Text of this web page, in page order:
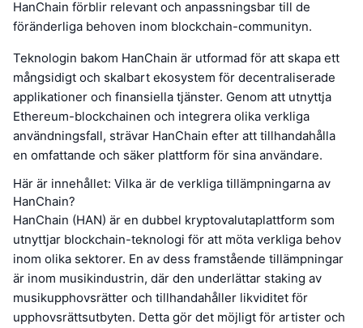
HanChain förblir relevant och anpassningsbar till de
föränderliga behoven inom blockchain-communityn.
Teknologin bakom HanChain är utformad för att skapa ett
mångsidigt och skalbart ekosystem för decentraliserade
applikationer och finansiella tjänster. Genom att utnyttja
Ethereum-blockchainen och integrera olika verkliga
användningsfall, strävar HanChain efter att tillhandahålla
en omfattande och säker plattform för sina användare.
Här är innehållet: Vilka är de verkliga tillämpningarna av
HanChain?
HanChain (HAN) är en dubbel kryptovalutaplattform som
utnyttjar blockchain-teknologi för att möta verkliga behov
inom olika sektorer. En av dess framstående tillämpningar
är inom musikindustrin, där den underlättar staking av
musikupphovsrätter och tillhandahåller likviditet för
upphovsrättsutbyten. Detta gör det möjligt för artister och